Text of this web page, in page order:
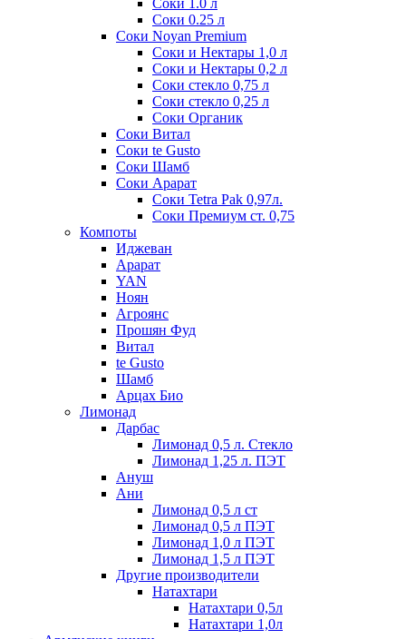
Соки 1.0 л
Соки 0.25 л
Соки Noyan Premium
Соки и Нектары 1,0 л
Соки и Нектары 0,2 л
Соки стекло 0,75 л
Соки стекло 0,25 л
Соки Органик
Соки Витал
Соки te Gusto
Соки Шамб
Соки Арарат
Соки Tetra Pak 0,97л.
Соки Премиум ст. 0,75
Компоты
Иджеван
Арарат
YAN
Ноян
Агроянс
Прошян Фуд
Витал
te Gusto
Шамб
Арцах Био
Лимонад
Дарбас
Лимонад 0,5 л. Стекло
Лимонад 1,25 л. ПЭТ
Ануш
Ани
Лимонад 0,5 л ст
Лимонад 0,5 л ПЭТ
Лимонад 1,0 л ПЭТ
Лимонад 1,5 л ПЭТ
Другие производители
Натахтари
Натахтари 0,5л
Натахтари 1,0л